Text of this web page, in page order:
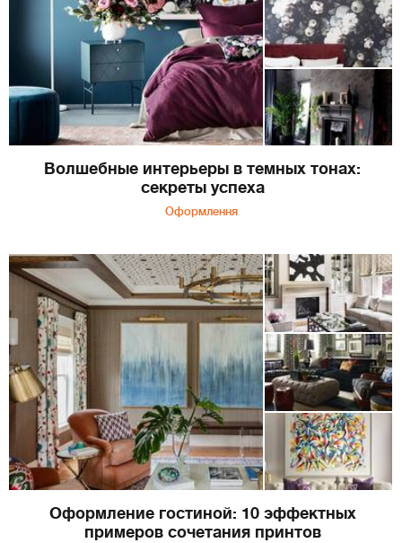
Волшебные интерьеры в темных тонах:
секреты успеха
Оформлення
Оформление гостиной: 10 эффектных
примеров сочетания принтов